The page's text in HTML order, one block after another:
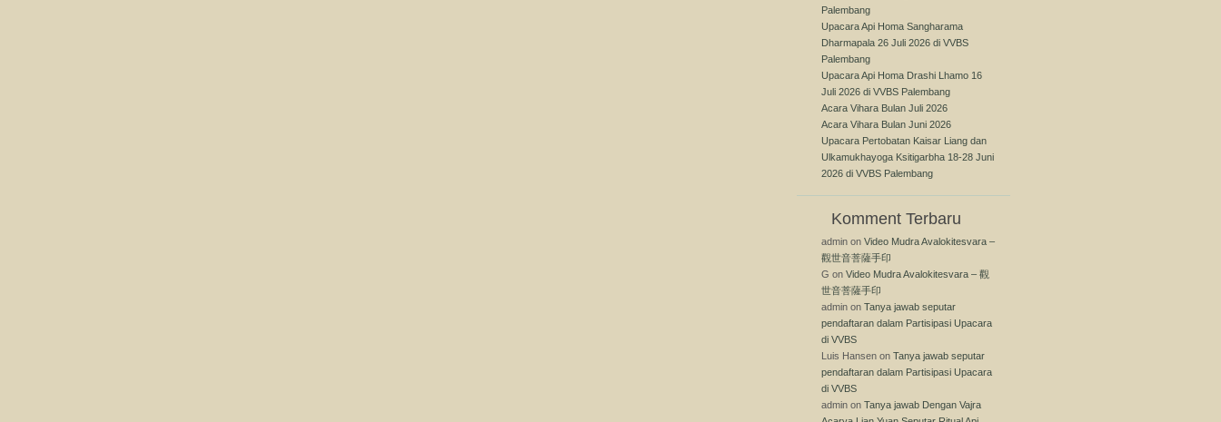
Palembang
Upacara Api Homa Sangharama
Dharmapala 26 Juli 2026 di VVBS
Palembang
Upacara Api Homa Drashi Lhamo 16
Juli 2026 di VVBS Palembang
Acara Vihara Bulan Juli 2026
Acara Vihara Bulan Juni 2026
Upacara Pertobatan Kaisar Liang dan
Ulkamukhayoga Ksitigarbha 18-28 Juni
2026 di VVBS Palembang
Komment Terbaru
admin on Video Mudra Avalokitesvara –
觀世音菩薩手印
G on Video Mudra Avalokitesvara – 觀
世音菩薩手印
admin on Tanya jawab seputar
pendaftaran dalam Partisipasi Upacara
di VVBS
Luis Hansen on Tanya jawab seputar
pendaftaran dalam Partisipasi Upacara
di VVBS
admin on Tanya jawab Dengan Vajra